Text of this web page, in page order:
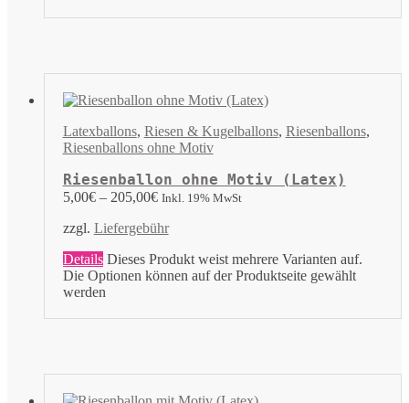
Latexballons, Riesen & Kugelballons, Riesenballons,
Riesenballons ohne Motiv
Riesenballon ohne Motiv (Latex)
5,00€– 205,00€ Inkl. 19% MwSt
zzgl. Liefergebühr
Details Dieses Produkt weist mehrere Varianten auf.
Die Optionen können auf der Produktseite gewählt
werden